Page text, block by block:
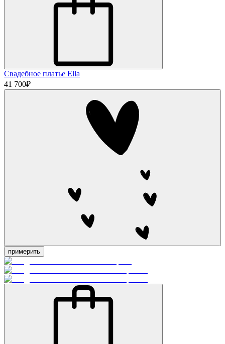
Свадебное платье Ella
41 700₽
примерить